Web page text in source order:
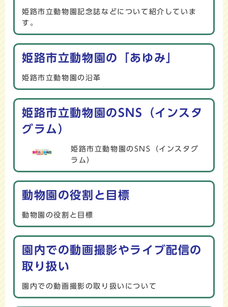
姫路市立動物園記念誌などについて紹介していま
す。
姫路市立動物園の「あゆみ」
姫路市立動物園の沿革
姫路市立動物園のSNS（インスタ
グラム）
姫路市立動物園のSNS（インスタグ
ラム）
動物園の役割と目標
動物園の役割と目標
園内での動画撮影やライブ配信の
取り扱い
園内での動画撮影の取り扱いについて